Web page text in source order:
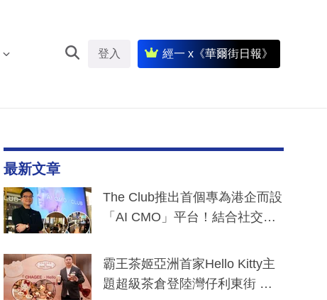
登入 經一 x《華爾街日報》
最新文章
The Club推出首個專為港企而設
「AI CMO」平台！結合社交聆
分鐘生成「貼地」宣傳短片
霸王茶姬亞洲首家Hello Kitty主
題超級茶倉登陸灣仔利東街 推